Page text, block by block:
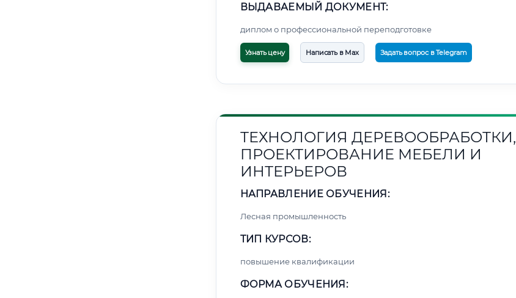
ВЫДАВАЕМЫЙ ДОКУМЕНТ:
диплом о профессиональной переподготовке
Узнать цену Написать в Max Задать вопрос в Telegram
ТЕХНОЛОГИЯ ДЕРЕВООБРАБОТКИ,
ПРОЕКТИРОВАНИЕ МЕБЕЛИ И
ИНТЕРЬЕРОВ
НАПРАВЛЕНИЕ ОБУЧЕНИЯ:
Лесная промышленность
ТИП КУРСОВ:
повышение квалификации
ФОРМА ОБУЧЕНИЯ: